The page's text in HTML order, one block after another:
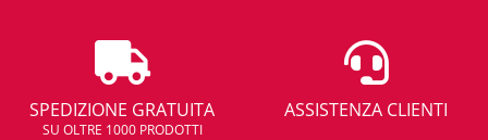
SPEDIZIONE GRATUITA
SU OLTRE 1000 PRODOTTI
ASSISTENZA CLIENTI